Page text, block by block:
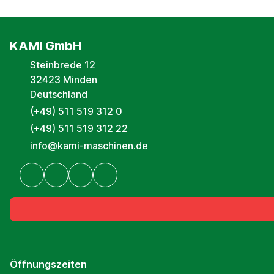
KAMI GmbH
Steinbrede 12
32423 Minden
Deutschland
(+49) 511 519 312 0
(+49) 511 519 312 22
info@kami-maschinen.de
Öffnungszeiten